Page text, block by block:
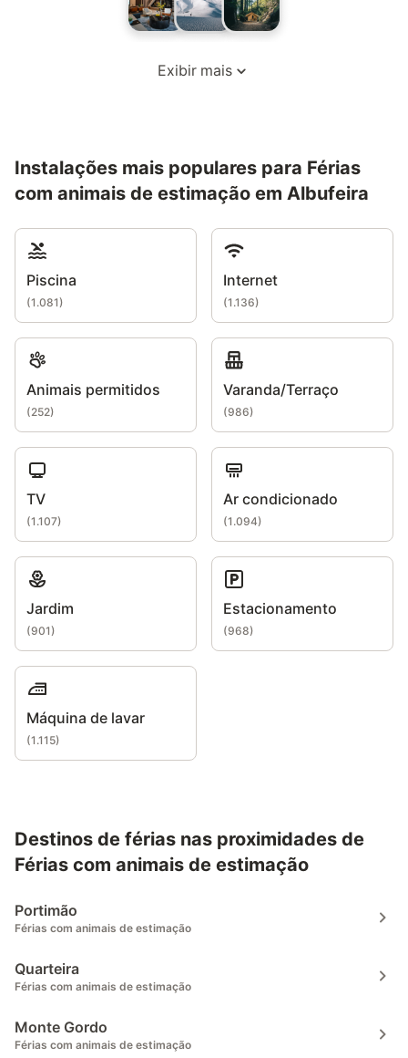
Exibir mais
Instalações mais populares para Férias
com animais de estimação em Albufeira
Piscina
(1.081)
Internet
(1.136)
Animais permitidos
(252)
Varanda/Terraço
(986)
TV
(1.107)
Ar condicionado
(1.094)
Jardim
(901)
Estacionamento
(968)
Máquina de lavar
(1.115)
Destinos de férias nas proximidades de
Férias com animais de estimação
Portimão
Férias com animais de estimação
Quarteira
Férias com animais de estimação
Monte Gordo
Férias com animais de estimação